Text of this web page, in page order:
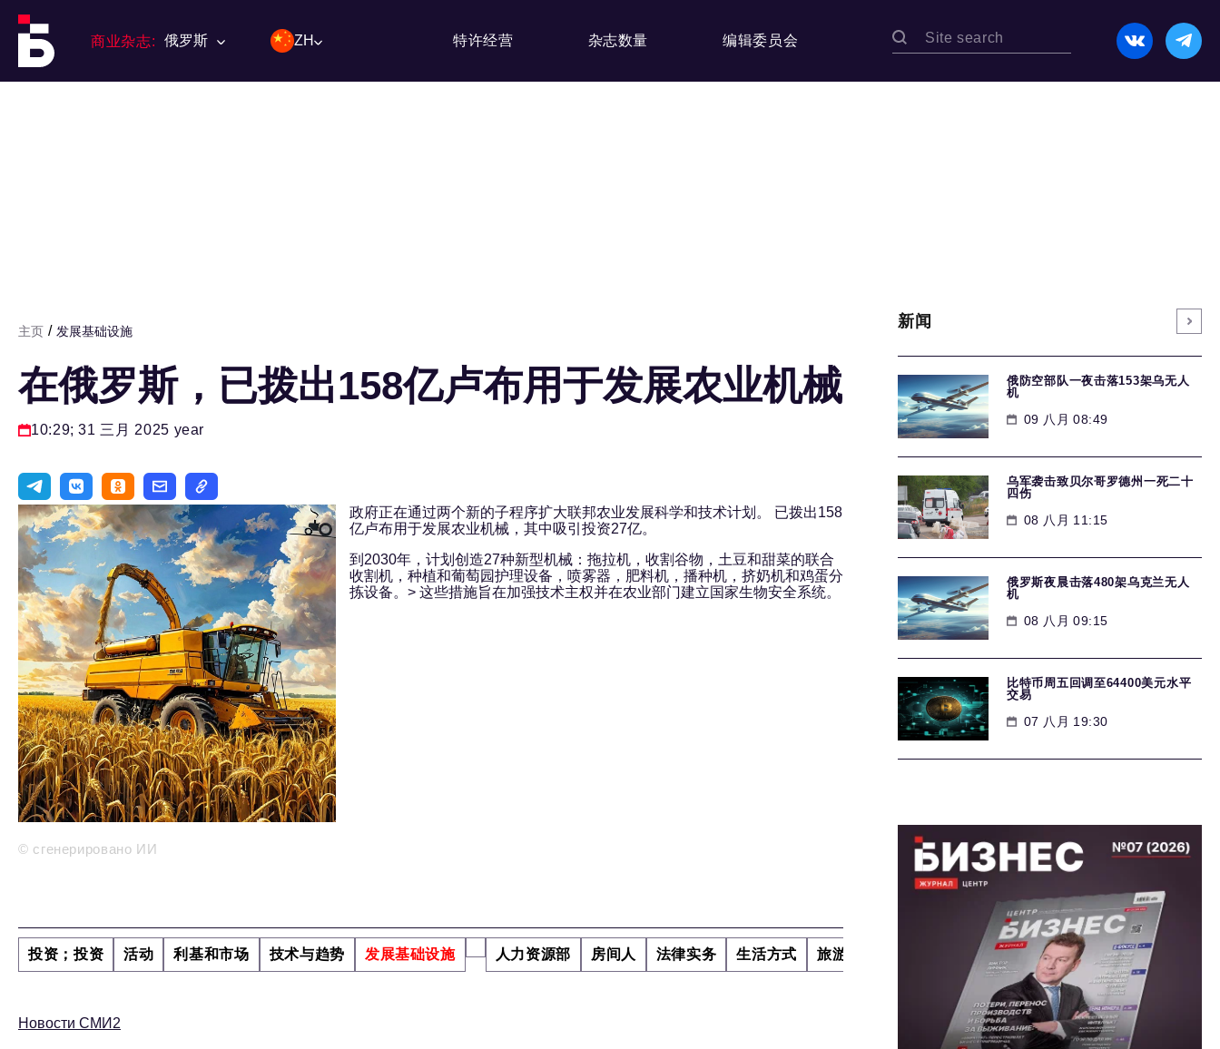
商业杂志: 俄罗斯 ZH 特许经营 杂志数量 编辑委员会
主页 / 发展基础设施
在俄罗斯，已拨出158亿卢布用于发展农业机械
10:29; 31 三月 2025 year
© сгенерировано ИИ
政府正在通过两个新的子程序扩大联邦农业发展科学和技术计划。 已拨出158
亿卢布用于发展农业机械，其中吸引投资27亿。
到2030年，计划创造27种新型机械：拖拉机，收割谷物，土豆和甜菜的联合
收割机，种植和葡萄园护理设备，喷雾器，肥料机，播种机，挤奶机和鸡蛋分
拣设备。> 这些措施旨在加强技术主权并在农业部门建立国家生物安全系统。
投资；投资 活动 利基和市场 技术与趋势 发展基础设施 人力资源部 房间人 法律实务 生活方式 旅游业 国防工业 专家
Новости СМИ2
新闻
俄防空部队一夜击落153架乌无人
机
09 八月 08:49
乌军袭击致贝尔哥罗德州一死二十
四伤
08 八月 11:15
俄罗斯夜晨击落480架乌克兰无人
机
08 八月 09:15
比特币周五回调至64400美元水平
交易
07 八月 19:30